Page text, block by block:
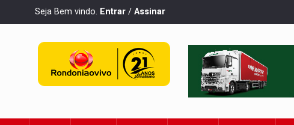
Seja Bem vindo. Entrar / Assinar